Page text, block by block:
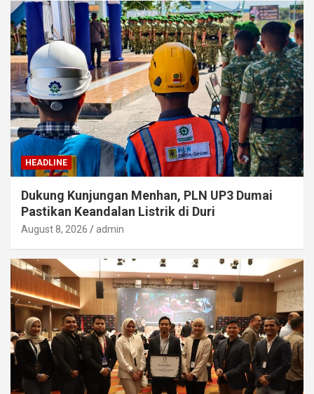
HEADLINE
Dukung Kunjungan Menhan, PLN UP3 Dumai
Pastikan Keandalan Listrik di Duri
August 8, 2026 admin